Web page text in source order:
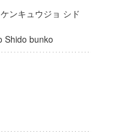
ンキュウジョ シド
Shido bunko